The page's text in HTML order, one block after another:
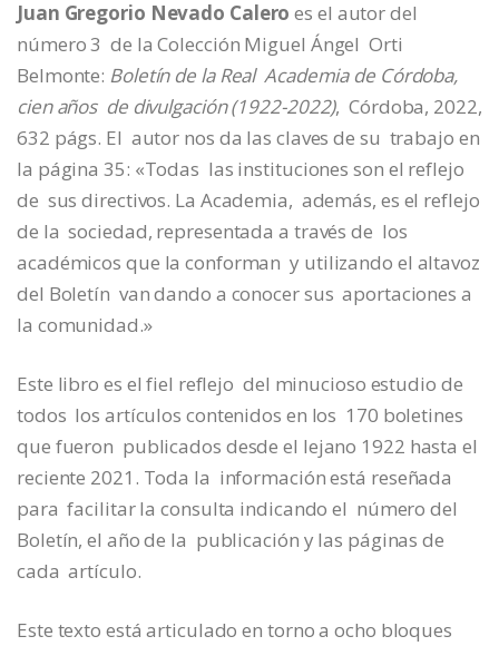
Juan Gregorio Nevado Calero es el autor del
número 3de la Colección Miguel ÁngelOrti
Belmonte: Boletín de la RealAcademia de Córdoba,
cien años de divulgación (1922-2022),Córdoba, 2022,
632 págs. El autor nos da las claves de su trabajo en
la página 35: «Todas las instituciones son el reflejo
de sus directivos. La Academia, además, es el reflejo
de lasociedad, representada a través de los
académicos que la conformany utilizando el altavoz
del Boletín van dando a conocer susaportaciones a
la comunidad.»
Este libro es el fiel reflejo del minucioso estudio de
todos los artículos contenidos en los 170 boletines
que fueron publicados desde el lejano 1922 hasta el
reciente 2021. Toda la información está reseñada
parafacilitar la consulta indicando el número del
Boletín, el año de la publicación y las páginas de
cadaartículo.
Este texto está articulado en torno a ocho bloques